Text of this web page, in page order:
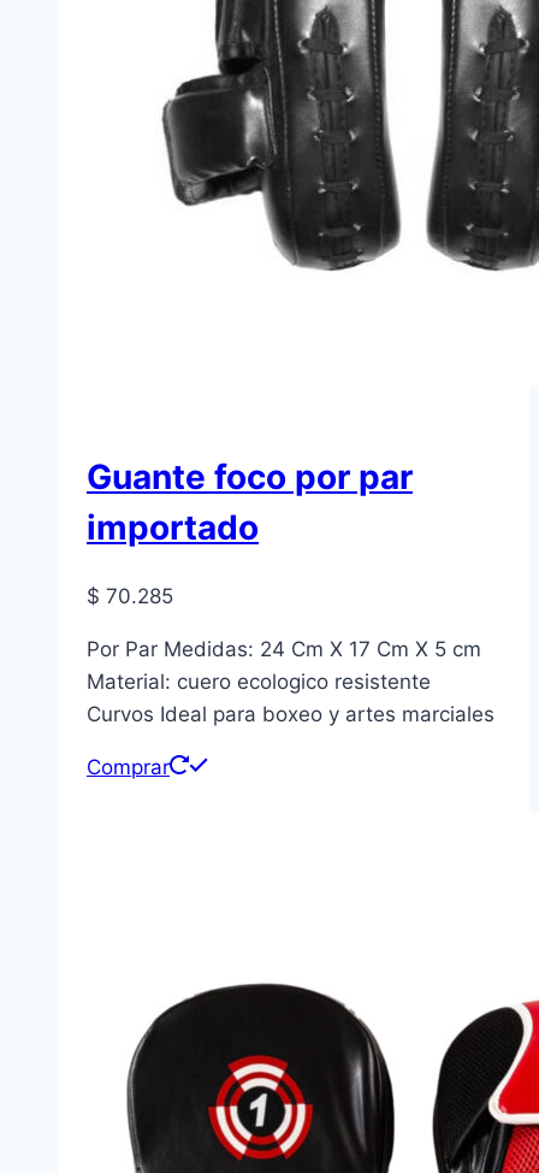
Guante foco por par
importado
$ 70.285
Por Par Medidas: 24 Cm X 17 Cm X 5 cm
Material: cuero ecologico resistente
Curvos Ideal para boxeo y artes marciales
Comprar